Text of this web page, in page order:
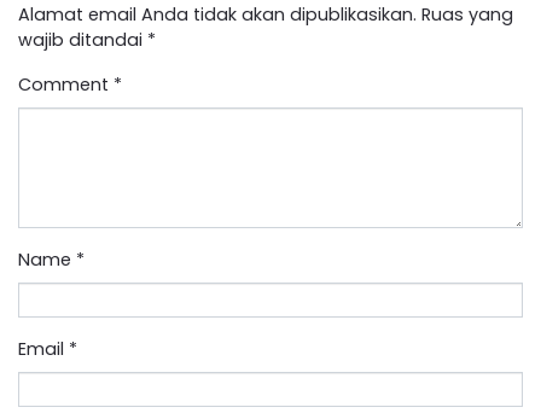
Alamat email Anda tidak akan dipublikasikan. Ruas yang
wajib ditandai *
Comment *
Name *
Email *